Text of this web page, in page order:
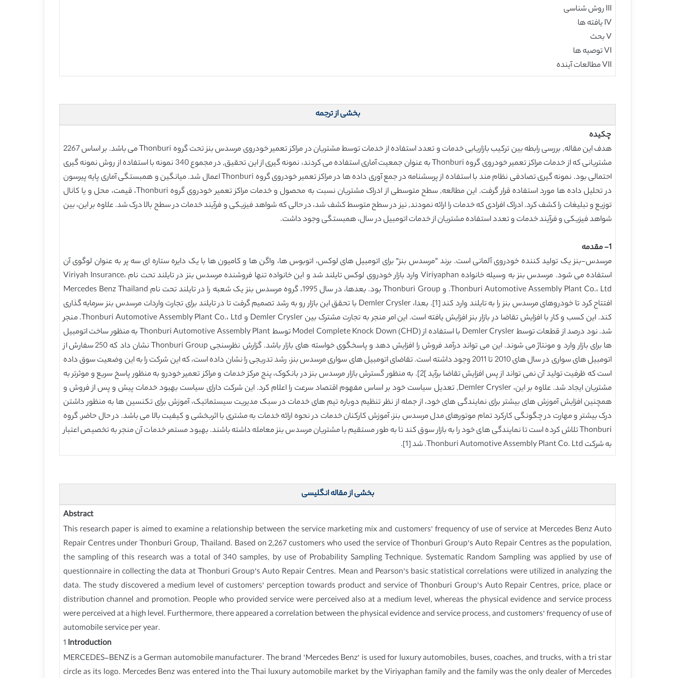
III روش شناسی
IV یافته ها
V بحث
VI توصیه ها
VII مطالعات آینده
بخشی از ترجمه
چکیده
هدف این مقاله, بررسی رابطه بین ترکیب بازاریابی خدمات و تعدد استفاده از خدمات توسط مشتریان در مراکز تعمیر خودروی مرسدس بنز تحت گروه Thonburi می باشد. بر اساس 2267
مشتریانی که از خدمات مراکز تعمیر خودروی گروه Thonburi به عنوان جمعیت آماری استفاده می کردند، نمونه گیری از این تحقیق, در مجموع 340 نمونه با استفاده از روش نمونه گیری
احتمالی بود. نمونه گیری تصادفی نظام مند با استفاده از پرسشنامه در جمع آوری داده ها در مراکز تعمیر خودروی گروه Thonburi اعمال شد. میانگین و همبستگی آماری پایه پیرسون
در تحلیل داده ها مورد استفاده قرار گرفت. این مطالعه, سطح متوسطی از ادراک مشتریان نسبت به محصول و خدمات مراکز تعمیر خودروی گروه Thonburi، قیمت، محل و یا کانال
توزیع و تبلیغات را کشف کرد. ادراک افرادی که خدمات را ارائه نمودند, نیز در سطح متوسط کشف شد، در حالی که شواهد فیزیکی و فرآیند خدمات در سطح بالا درک شد. علاوه بر این، بین
شواهد فیزیکی و فرآیند خدمات و تعدد استفاده مشتریان از خدمات اتومبیل در سال، همبستگی وجود داشت.
1- مقدمه
مرسدس-بنز یک تولید کننده خودروی آلمانی است. برند “مرسدس بنز” برای اتومبیل های لوکس، اتوبوس ها، واگن ها و کامیون ها با یک دایره ستاره ای سه پر به عنوان لوگوی آن
استفاده می شود. مرسدس بنز به وسیله خانواده Viriyaphan وارد بازار خودروی لوکس تایلند شد و این خانواده تنها فروشنده مرسدس بنز در تایلند تحت نام Viriyah Insurance،
Thonburi Automotive Assembly Plant Co.، Ltd. و Thonburi Group بود. بعدها، در سال 1995، گروه مرسدس بنز یک شعبه را در تایلند تحت نام Mercedes Benz Thailand
افتتاح کرد تا خودروهای مرسدس بنز را به تایلند وارد کند [1]. بعدا، Demler Crysler با تحقق این بازار رو به رشد تصمیم گرفت تا در تایلند برای تجارت واردات مرسدس بنز سرمایه گذاری
کند. این کسب و کار با افزایش تقاضا در بازار بنز افزایش یافته است. این امر منجر به تجارت مشترک بین Demler Crysler و Thonburi Automotive Assembly Plant Co.، Ltd. منجر
شد. نود درصد از قطعات توسط Demler Crysler با استفاده از Model Complete Knock Down (CHD) توسط Thonburi Automotive Assembly Plant به منظور ساخت اتومبیل
ها برای بازار وارد و مونتاژ می شوند. این می تواند درآمد فروش را افزایش دهد و پاسخگوی خواسته های بازار باشد. گزارش نظرسنجی Thonburi Group نشان داد که 250 سفارش از
اتومبیل های سواری در سال های 2010 تا 2011 وجود داشته است. تقاضای اتومبیل های سواری مرسدس بنز، رشد تدریجی را نشان داده است، که این شرکت را به این وضعیت سوق داده
است که ظرفیت تولید آن نمی تواند از پس افزایش تقاضا برآید ]2]. به منظور گسترش بازار مرسدس بنز در بانکوک، پنج مرکز خدمات و مراکز تعمیر خودرو به منظور پاسخ سریع و موثرتر به
مشتریان ایجاد شد. علاوه بر این، Demler Crysler, تعدیل سیاست خود بر اساس مفهوم اقتصاد سرعت را اعلام کرد. این شرکت دارای سیاست بهبود خدمات پیش و پس از فروش و
همچنین افزایش آموزش های بیشتر برای نمایندگی های خود، از جمله از نظر تنظیم دوباره تیم های خدمات در سبک مدیریت سیستماتیک، آموزش برای تکنسین ها به منظور داشتن
درک بیشتر و مهارت در چگونگی کارکرد تمام موتورهای مدل مرسدس بنز، آموزش کارکنان خدمات در نحوه ارائه خدمات به مشتری با اثربخشی و کیفیت بالا می باشد. در حال حاضر, گروه
Thonburi تلاش کرده است تا نمایندگی های خود را به بازار سوق کند تا به طور مستقیم با مشتریان مرسدس بنز معامله داشته باشند. بهبود مستمر خدمات آن منجر به تخصیص اعتبار
به شرکت Thonburi Automotive Assembly Plant Co. Ltd. شد [1].
بخشی از مقاله انگلیسی
Abstract
This research paper is aimed to examine a relationship between the service marketing mix and customers’ frequency of use of service at Mercedes Benz Auto
Repair Centres under Thonburi Group, Thailand. Based on 2,267 customers who used the service of Thonburi Group’s Auto Repair Centres as the population,
the sampling of this research was a total of 340 samples, by use of Probability Sampling Technique. Systematic Random Sampling was applied by use of
questionnaire in collecting the data at Thonburi Group’s Auto Repair Centres. Mean and Pearson’s basic statistical correlations were utilized in analyzing the
data. The study discovered a medium level of customers’ perception towards product and service of Thonburi Group’s Auto Repair Centres, price, place or
distribution channel and promotion. People who provided service were perceived also at a medium level, whereas the physical evidence and service process
were perceived at a high level. Furthermore, there appeared a correlation between the physical evidence and service process, and customers’ frequency of use of
automobile service per year.
1 Introduction
MERCEDES-BENZ is a German automobile manufacturer. The brand ‘Mercedes Benz’ is used for luxury automobiles, buses, coaches, and trucks, with a tri star
circle as its logo. Mercedes Benz was entered into the Thai luxury automobile market by the Viriyaphan family and the family was the only dealer of Mercedes